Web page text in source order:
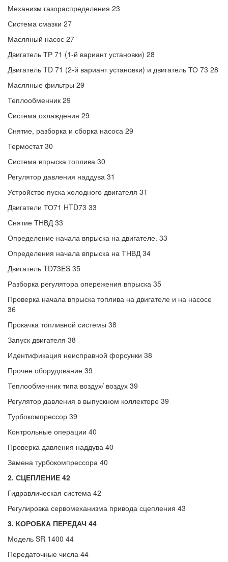
Механизм газораспределения 23
Система смазки 27
Масляный насос 27
Двигатель ТР 71 (1-й вариант установки) 28
Двигатель TD 71 (2-й вариант установки) и двигатель ТО 73 28
Масляные фильтры 29
Теплообменник 29
Система охлаждения 29
Снятие, разборка и сборка насоса 29
Термостат 30
Система впрыска топлива 30
Регулятор давления наддува 31
Устройство пуска холодного двигателя 31
Двигатели ТО71 HTD73 33
Снятие ТНВД 33
Определение начала впрыска на двигателе. 33
Определения начала впрыска на ТНВД 34
Двигатель TD73ES 35
Разборка регулятора опережения впрыска 35
Проверка начала впрыска топлива на двигателе и на насосе
36
Прокачка топливной системы 38
Запуск двигателя 38
Идентификация неисправной форсунки 38
Прочее оборудование 39
Теплообменник типа воздух/ воздух 39
Регулятор давления в выпускном коллекторе 39
Турбокомпрессор 39
Контрольные операции 40
Проверка давления наддува 40
Замена турбокомпрессора 40
2. СЦЕПЛЕНИЕ 42
Гидравлическая система 42
Регулировка сервомеханизма привода сцепления 43
3. КОРОБКА ПЕРЕДАЧ 44
Модель SR 1400 44
Передаточные числа 44